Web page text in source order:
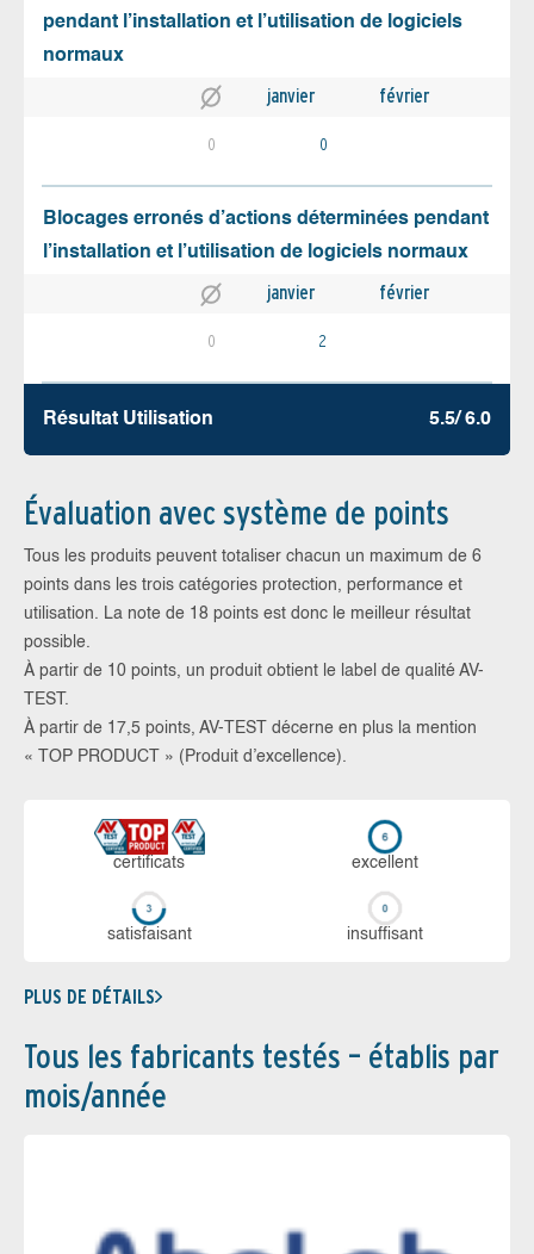
pendant l’installation et l’utilisation de logiciels
normaux
janvier février
0 0
Blocages erronés d’actions déterminées pendant
l’installation et l’utilisation de logiciels normaux
janvier février
0 2
Résultat Utilisation 5.5/ 6.0
Évaluation avec système de points
Tous les produits peuvent totaliser chacun un maximum de 6
points dans les trois catégories protection, performance et
utilisation. La note de 18 points est donc le meilleur résultat
possible.
À partir de 10 points, un produit obtient le label de qualité AV-
TEST.
À partir de 17,5 points, AV-TEST décerne en plus la mention
« TOP PRODUCT » (Produit d’excellence).
certi­ficats ex­cellent
sa­tis­fai­sant in­suf­fi­sant
PLUS DE DÉTAILS
Tous les fabricants testés – établis par
mois/année